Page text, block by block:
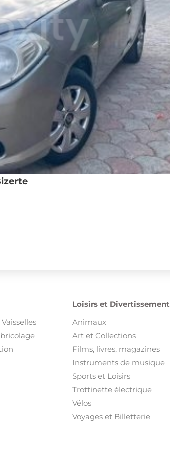
Loisirs et Divertissement
Animaux
Art et Collections
Films, livres, magazines
Instruments de musique
Sports et Loisirs
Trottinette électrique
Vélos
Voyages et Billetterie